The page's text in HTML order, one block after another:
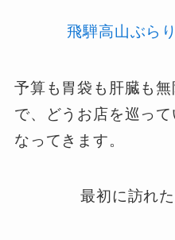
飛騨高山ぶら
予算も胃袋も肝臓も
で、どうお店を巡っ
なってきます。
最初に訪れ